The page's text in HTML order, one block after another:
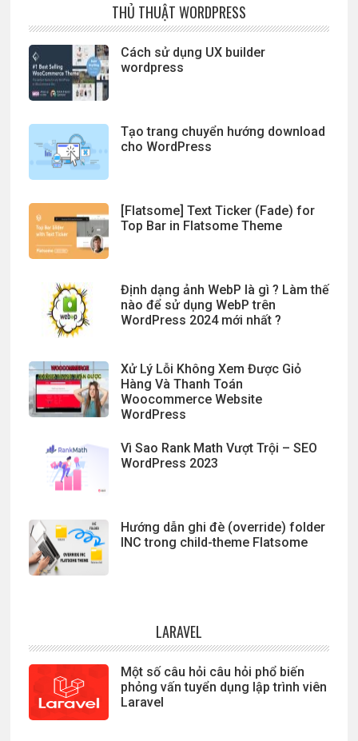
THỦ THUẬT WORDPRESS
Cách sử dụng UX builder
wordpress
Tạo trang chuyển hướng download
cho WordPress
[Flatsome] Text Ticker (Fade) for
Top Bar in Flatsome Theme
Định dạng ảnh WebP là gì ? Làm thế
nào để sử dụng WebP trên
WordPress 2024 mới nhất ?
Xử Lý Lỗi Không Xem Được Giỏ
Hàng Và Thanh Toán
Woocommerce Website
WordPress
Vì Sao Rank Math Vượt Trội – SEO
WordPress 2023
Hướng dẫn ghi đè (override) folder
INC trong child-theme Flatsome
LARAVEL
Một số câu hỏi câu hỏi phổ biến
phỏng vấn tuyển dụng lập trình viên
Laravel